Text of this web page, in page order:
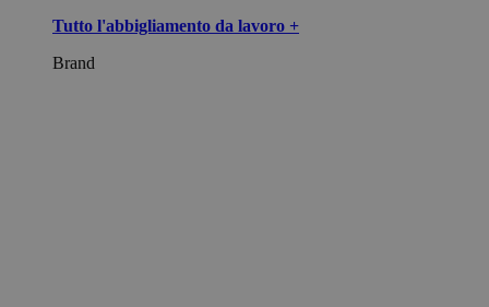
Tutto l'abbigliamento da lavoro +
Brand